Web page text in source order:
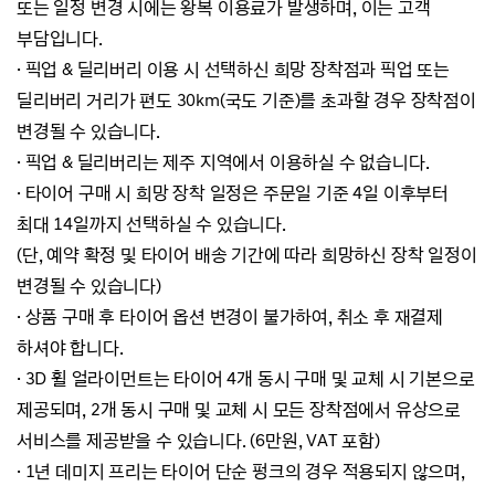
또는 일정 변경 시에는 왕복 이용료가 발생하며, 이는 고객
부담입니다.
· 픽업 & 딜리버리 이용 시 선택하신 희망 장착점과 픽업 또는
딜리버리 거리가 편도 30km(국도 기준)를 초과할 경우 장착점이
변경될 수 있습니다.
· 픽업 & 딜리버리는 제주 지역에서 이용하실 수 없습니다.
· 타이어 구매 시 희망 장착 일정은 주문일 기준 4일 이후부터
최대 14일까지 선택하실 수 있습니다.
(단, 예약 확정 및 타이어 배송 기간에 따라 희망하신 장착 일정이
변경될 수 있습니다)
· 상품 구매 후 타이어 옵션 변경이 불가하여, 취소 후 재결제
하셔야 합니다.
· 3D 휠 얼라이먼트는 타이어 4개 동시 구매 및 교체 시 기본으로
제공되며, 2개 동시 구매 및 교체 시 모든 장착점에서 유상으로
서비스를 제공받을 수 있습니다. (6만원, VAT 포함)
· 1년 데미지 프리는 타이어 단순 펑크의 경우 적용되지 않으며,